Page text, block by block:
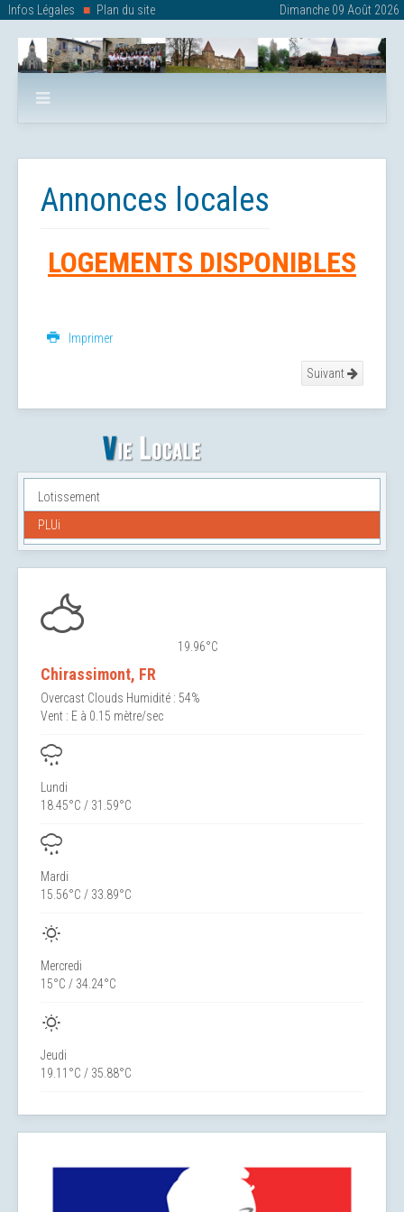
Infos Légales Plan du site Dimanche 09 Août 2026
Annonces locales
LOGEMENTS DISPONIBLES
Imprimer
Suivant
Lotissement
PLUi
19.96°C
Chirassimont, FR
Overcast Clouds Humidité : 54%
Vent : E à 0.15 mètre/sec
Lundi
18.45°C / 31.59°C
Mardi
15.56°C / 33.89°C
Mercredi
15°C / 34.24°C
Jeudi
19.11°C / 35.88°C